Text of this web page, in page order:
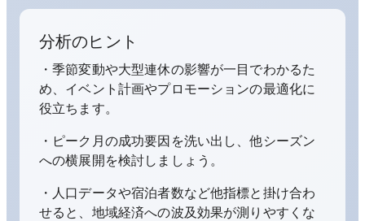
分析のヒント
・季節変動や大型連休の影響が一目でわかるた
め、イベント計画やプロモーションの最適化に
役立ちます。
・ピーク月の成功要因を洗い出し、他シーズン
への横展開を検討しましょう。
・人口データや宿泊者数など他指標と掛け合わ
せると、地域経済への波及効果が測りやすくな